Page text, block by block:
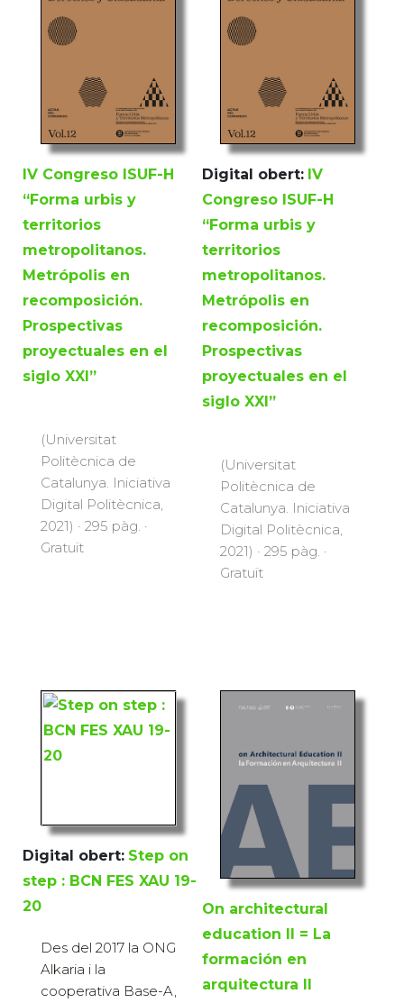
IV Congreso ISUF-H
“Forma urbis y
territorios
metropolitanos.
Metrópolis en
recomposición.
Prospectivas
proyectuales en el
siglo XXI”
(Universitat
Politècnica de
Catalunya. Iniciativa
Digital Politècnica,
2021) · 295 pàg. ·
Gratuït
Digital obert: IV
Congreso ISUF-H
“Forma urbis y
territorios
metropolitanos.
Metrópolis en
recomposición.
Prospectivas
proyectuales en el
siglo XXI”
(Universitat
Politècnica de
Catalunya. Iniciativa
Digital Politècnica,
2021) · 295 pàg. ·
Gratuït
Digital obert: Step on
step : BCN FES XAU 19-
20
Des del 2017 la ONG
Alkaria i la
cooperativa Base-A,
On architectural
education II = La
formación en
arquitectura II